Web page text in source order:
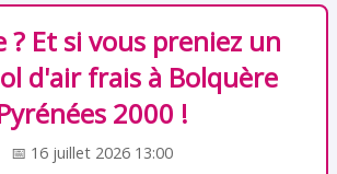
? Et si vous preniez un
d'air frais à Bolquère
2000 !
📅 16 juillet 2026 13:00